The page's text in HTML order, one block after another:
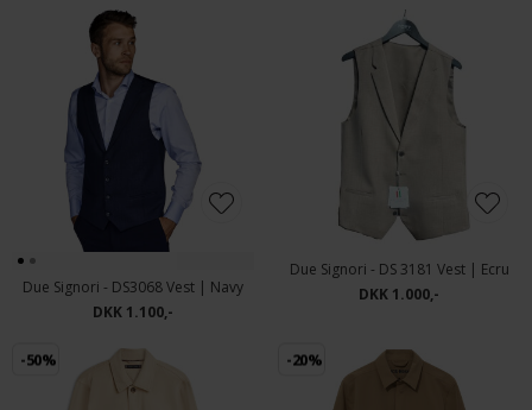
Due Signori - DS3068 Vest | Navy
DKK 1.100,-
Due Signori - DS 3181 Vest | Ecru
DKK 1.000,-
-50% -20%